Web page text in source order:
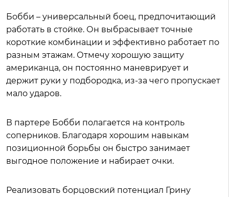
Бобби – универсальный боец, предпочитающий
работать в стойке. Он выбрасывает точные
короткие комбинации и эффективно работает по
разным этажам. Отмечу хорошую защиту
американца, он постоянно маневрирует и
держит руки у подбородка, из-за чего пропускает
мало ударов.
В партере Бобби полагается на контроль
соперников. Благодаря хорошим навыкам
позиционной борьбы он быстро занимает
выгодное положение и набирает очки.
Реализовать борцовский потенциал Грину